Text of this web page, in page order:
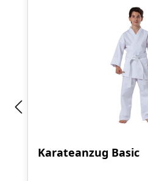
Karateanzug Basic